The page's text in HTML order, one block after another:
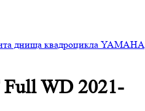
днища квадроцикла YAMAHA
Full WD 2021-